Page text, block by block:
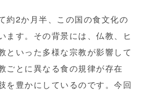
約2か月半、この国の食文化の
ます。その背景には、仏教、ヒ
といった多様な宗教が影響して
ごとに異なる食の規律が存在
を豊かにしているのです。今回